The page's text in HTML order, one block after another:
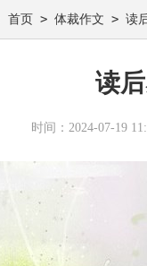
首页 > 体裁作文 > 读
读
时间：2024-07-19